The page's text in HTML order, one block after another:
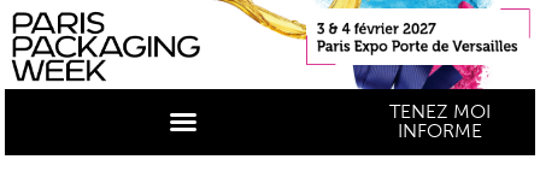
TENEZ MOI
INFORME